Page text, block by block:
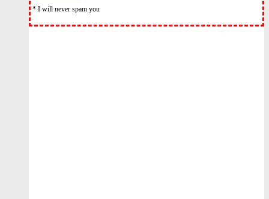
* I will never spam you